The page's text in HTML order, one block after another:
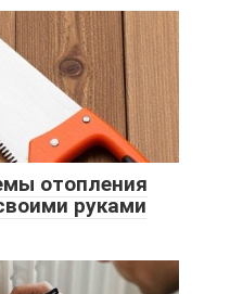
отопления
руками